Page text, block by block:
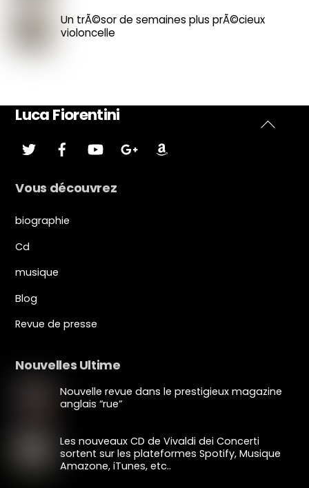
Un trÃ©sor de semaines plus prÃ©cieux
violoncelle
Luca Fiorentini
Gazouillement Google
Plus
Vous découvrez
biographie
Cd
musique
Blog
Revue de presse
Nouvelles Ultime
Nouvelle revue dans le prestigieux magazine
anglais “rue”
Les nouveaux CD de Vivaldi dei Concerti
sortent sur les plateformes Spotify, Musique
Amazone, iTunes, etc..